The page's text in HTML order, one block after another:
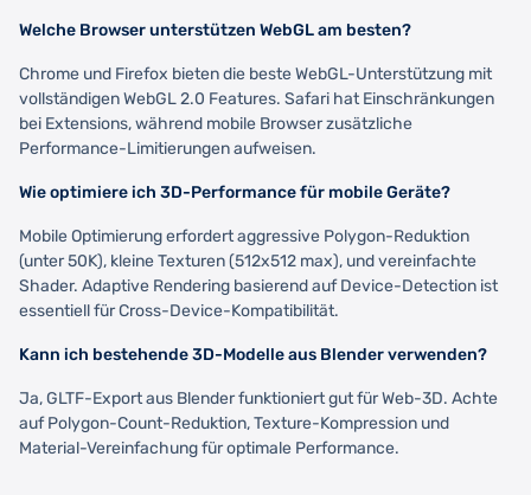
Welche Browser unterstützen WebGL am besten?
Chrome und Firefox bieten die beste WebGL-Unterstützung mit
vollständigen WebGL 2.0 Features. Safari hat Einschränkungen
bei Extensions, während mobile Browser zusätzliche
Performance-Limitierungen aufweisen.
Wie optimiere ich 3D-Performance für mobile Geräte?
Mobile Optimierung erfordert aggressive Polygon-Reduktion
(unter 50K), kleine Texturen (512x512 max), und vereinfachte
Shader. Adaptive Rendering basierend auf Device-Detection ist
essentiell für Cross-Device-Kompatibilität.
Kann ich bestehende 3D-Modelle aus Blender verwenden?
Ja, GLTF-Export aus Blender funktioniert gut für Web-3D. Achte
auf Polygon-Count-Reduktion, Texture-Kompression und
Material-Vereinfachung für optimale Performance.